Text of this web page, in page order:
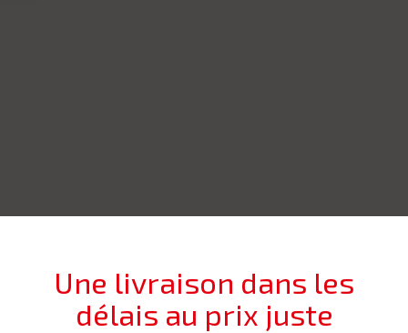
Une livraison dans les
délais au prix juste